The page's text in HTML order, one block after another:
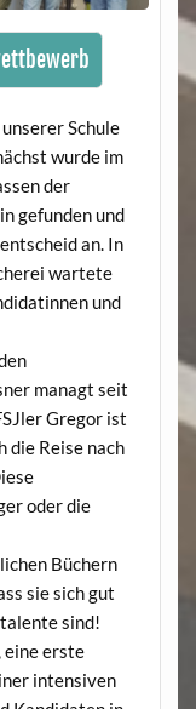
Schule
wurde im
der
gefunden und
an. In
wartete
und
managt seit
Gregor ist
die Reise nach
oder die
Büchern
sie sich gut
sind!
eine erste
intensiven